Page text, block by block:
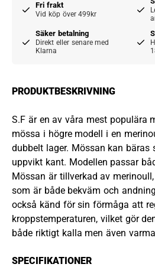
Fri frakt
Vid köp över 499kr
Säker betalning
Direkt eller senare med
Klarna
PRODUKTBESKRIVNING
S.F är en av våra mest populära
mössa i högre modell i en
dubbelt lager. Mössan kan bäras
uppvikt kant. Modellen passar
Mössan är tillverkad av
som är både bekväm och
också känd för sin förmåga att
kroppstemperaturen, vilket gör
både riktigt kalla men även
SPECIFIKATIONER